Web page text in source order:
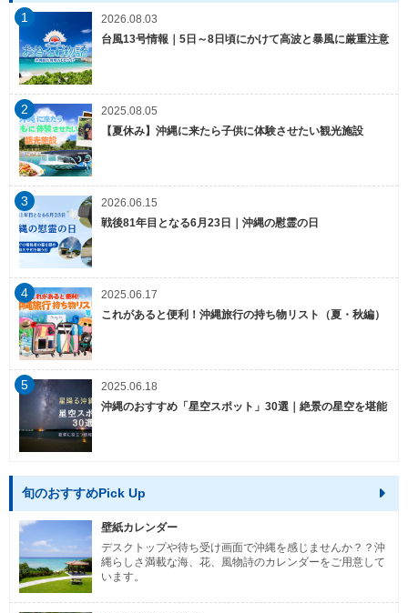
1
2026.08.03
台風13号情報｜5日～8日頃にかけて高波と暴風に厳重注意
2
2025.08.05
【夏休み】沖縄に来たら子供に体験させたい観光施設
3
2026.06.15
戦後81年目となる6月23日｜沖縄の慰霊の日
4
2025.06.17
これがあると便利！沖縄旅行の持ち物リスト（夏・秋編）
5
2025.06.18
沖縄のおすすめ「星空スポット」30選｜絶景の星空を堪能
旬のおすすめPick Up
壁紙カレンダー
デスクトップや待ち受け画面で沖縄を感じませんか？？沖
縄らしさ満載な海、花、風物詩のカレンダーをご用意して
います。